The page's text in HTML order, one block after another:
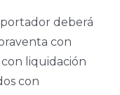
deberá
con
liquidación
con